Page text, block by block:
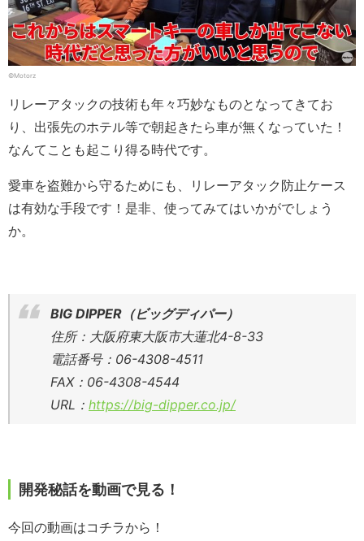
©Motorz
リレーアタックの技術も年々巧妙なものとなってきてお
り、出張先のホテル等で朝起きたら車が無くなっていた！
なんてことも起こり得る時代です。
愛車を盗難から守るためにも、リレーアタック防止ケース
は有効な手段です！是非、使ってみてはいかがでしょう
か。
BIG DIPPER（ビッグディパー）
住所：大阪府東大阪市大蓮北4-8-33
電話番号：06-4308-4511
FAX：06-4308-4544
URL： https://big-dipper.co.jp/
開発秘話を動画で見る！
今回の動画はコチラから！